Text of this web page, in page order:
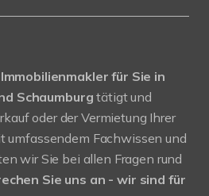
Immobilienmakler für Sie in
Schaumburgtätigt und
oder der Vermietung Ihrer
umfassendem Fachwissen und
wir Sie bei allen Fragen rund
Sie uns an - wir sind für